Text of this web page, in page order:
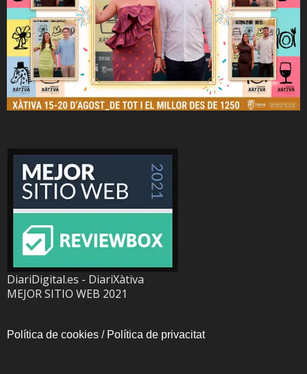
DiariDigital.es - DiariXàtiva
MEJOR SITIO WEB 2021
Política de cookies / Política de privacitat